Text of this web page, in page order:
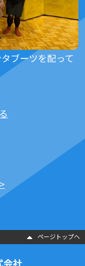
ブーツを配って
ページトップヘ